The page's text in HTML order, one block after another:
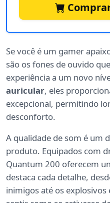
Se você é um gamer
são os fones de ouvido
experiência a um novo
auricular, eles
excepcional, permitindo
desconforto.
A qualidade de som é um
produto. Equipados com
Quantum 200 oferecem
destaca cada detalhe,
inimigos até os explosivos